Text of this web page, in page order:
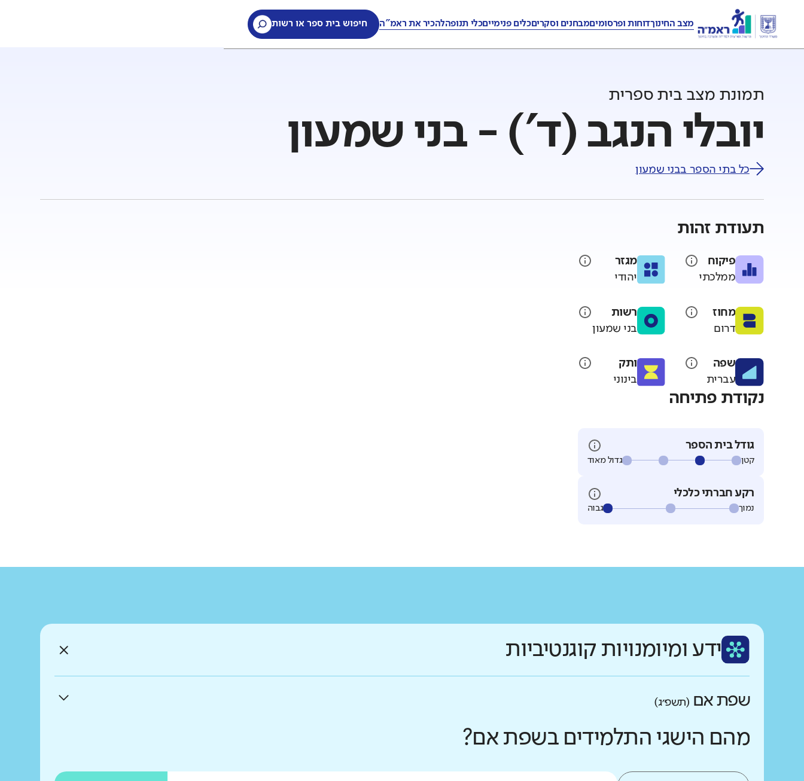
מצב החינוךדוחות ופרסומיםמבחנים וסקריםכלים פנימייםכלי תנופהלהכיר את ראמ"ה חיפוש בית ספר או רשות
תמונת מצב בית ספרית
יובלי הנגב (ד') - בני שמעון
כל בתי הספר בבני שמעון
תעודת זהות
פיקוח
ממלכתי
מגזר
יהודי
מחוז
דרום
רשות
בני שמעון
שפה
עברית
ותק
בינוני
נקודת פתיחה
גודל בית הספר
גדול מאוד קטן
רקע חברתי כלכלי
גבוה נמוך
ידע ומיומנויות קוגנטיביות
שפת אם (תשפ״ג)
מהם הישגי התלמידים בשפת אם?